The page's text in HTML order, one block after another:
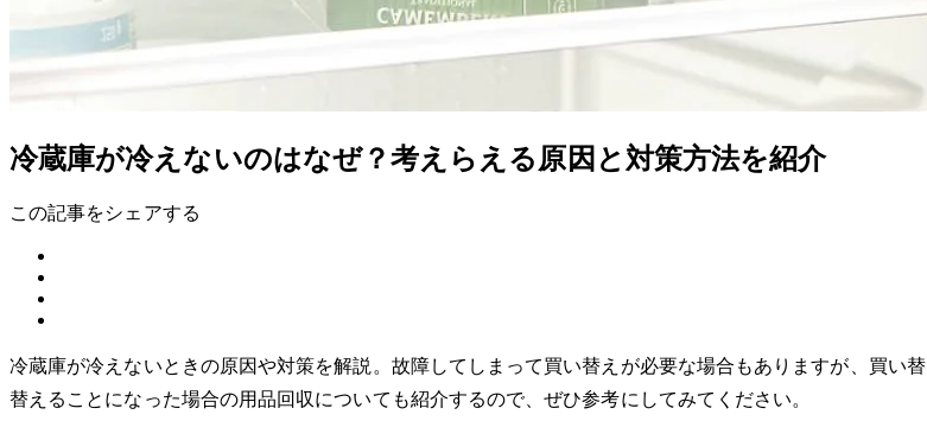
冷蔵庫が冷えないのはなぜ？考えらえる原因と対策方法を紹介
この記事をシェアする
冷蔵庫が冷えないときの原因や対策を解説。故障してしまって買い替えが必要な場合もありますが、買い
替えることになった場合の用品回収についても紹介するので、ぜひ参考にしてみてください。